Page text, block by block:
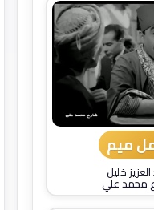
ميم
العزيز خليل
محمد علي